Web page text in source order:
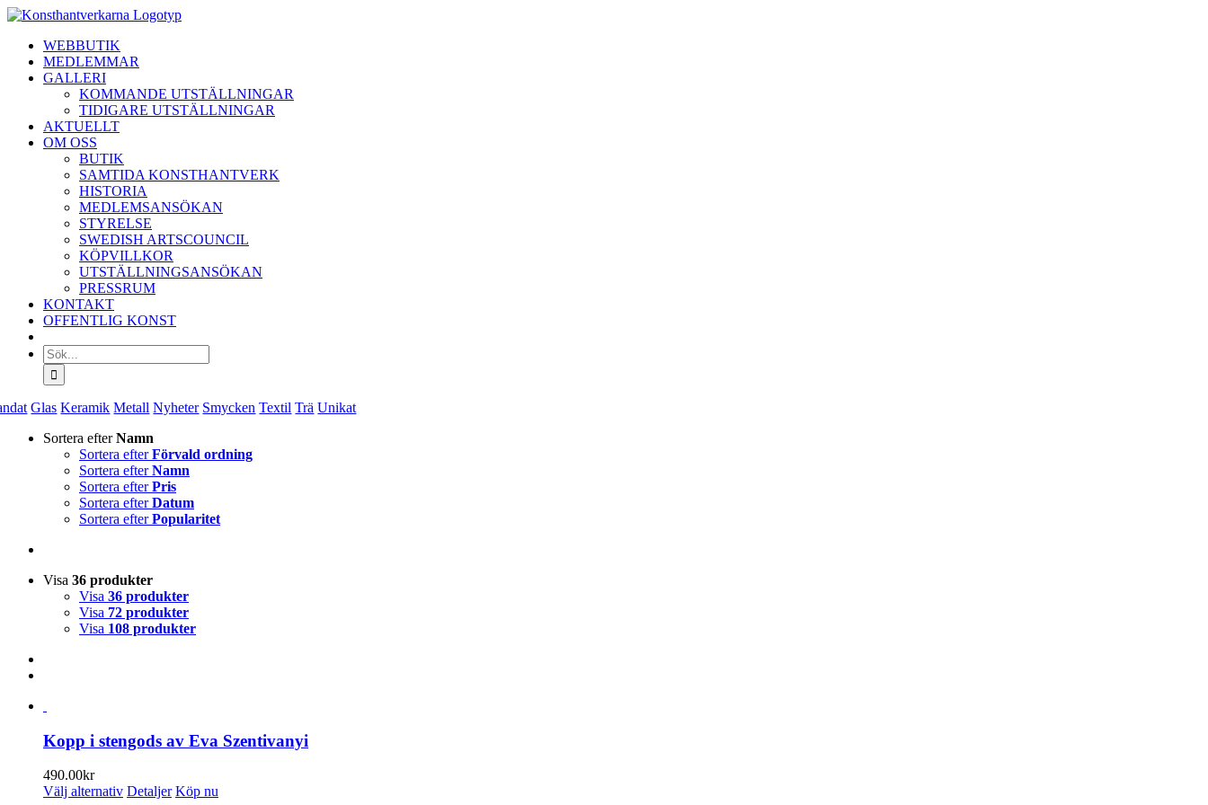
Fortsätt
innehålletWEBBUTIK
MEDLEMMAR
GALLERI
KOMMANDE UTSTÄLLNINGAR
TIDIGARE UTSTÄLLNINGAR
AKTUELLT
OM OSS
BUTIK
SAMTIDA KONSTHANTVERK
HISTORIA
MEDLEMSANSÖKAN
STYRELSE
SWEDISH ARTSCOUNCIL
KÖPVILLKOR
UTSTÄLLNINGSANSÖKAN
PRESSRUM
KONTAKT
OFFENTLIG KONST
Sök
efter:
Glas Keramik Metall Nyheter Smycken Textil Trä Unikat
Sortera efterNamn
Sortera efterFörvald ordning
Sortera efterNamn
Sortera efterPris
Sortera efterDatum
Sortera efterPopularitet
Visa 36 produkter
Visa 36 produkter
Visa 72 produkter
Visa 108 produkter
Kopp i stengods av Eva Szentivanyi
490.00kr
Välj alternativ Den
Detaljer Köp nu